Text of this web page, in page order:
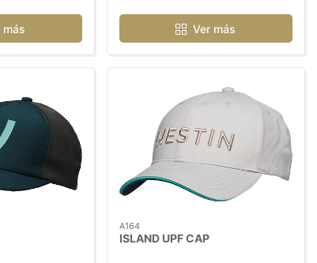
más Ver más
A164
ISLAND UPF CAP